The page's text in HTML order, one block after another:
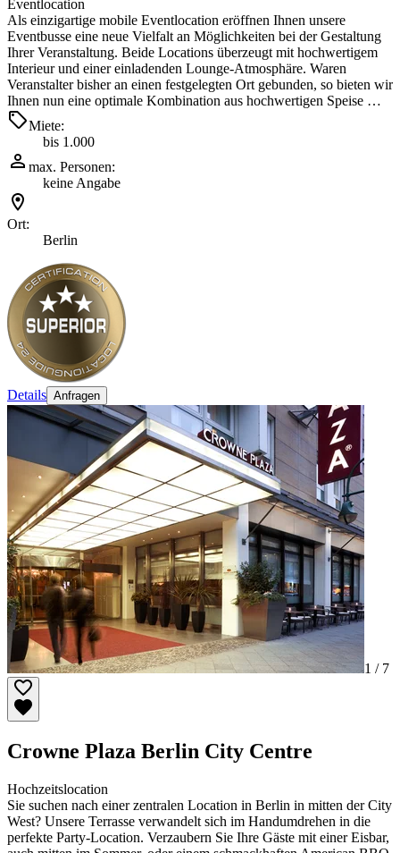
Eventlocation
Als einzigartige mobile Eventlocation eröffnen Ihnen unsere
Eventbusse eine neue Vielfalt an Möglichkeiten bei der Gestaltung
Ihrer Veranstaltung. Beide Locations überzeugt mit hochwertigem
Interieur und einer einladenden Lounge-Atmosphäre. Waren
Veranstalter bisher an einen festgelegten Ort gebunden, so bieten wir
Ihnen nun eine optimale Kombination aus hochwertigen Speise …
Miete:
bis 1.000
max. Personen:
keine Angabe
Ort:
Berlin
Details Anfragen
1 / 7
Crowne Plaza Berlin City Centre
Hochzeitslocation
Sie suchen nach einer zentralen Location in Berlin in mitten der City
West? Unsere Terrasse verwandelt sich im Handumdrehen in die
perfekte Party-Location. Verzaubern Sie Ihre Gäste mit einer Eisbar,